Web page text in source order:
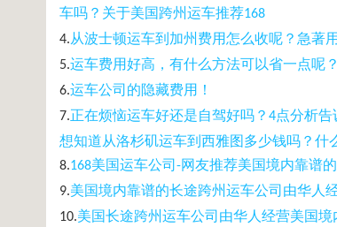
车吗 ？关于美国跨州运车推荐168
4.从波士顿运车到加州 费用怎么收呢？ 急著用
5.运车费用好高，有什么方法可以省一点呢？
6.运车公司的隐藏费用！
7.正在烦恼运车好还是自驾好吗 ？ 4点分析告
想知道从洛杉矶运车到西雅图 多少钱吗 ？什
8.168美国运车公司 -网友推荐美国境内靠谱
9.美国境内靠谱的长途跨州运车公司由华人
10.美国长途跨州运车公司由华人 经营美国境